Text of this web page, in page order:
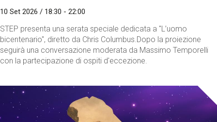
10 Set 2026 / 18:30 - 22:00
STEP presenta una serata speciale dedicata a "L’uomo
bicentenario", diretto da Chris Columbus.Dopo la proiezione
seguirà una conversazione moderata da Massimo Temporelli
con la partecipazione di ospiti d'eccezione.